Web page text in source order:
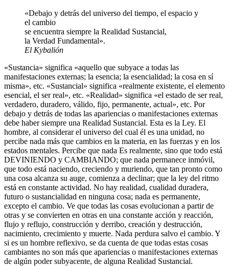
«Debajo y detrás del universo del tiempo, el espacio y
el cambio
se encuentra siempre la Realidad Sustancial,
la Verdad Fundamental».
El Kybalión
«Sustancia» significa «aquello que subyace a todas las
manifestaciones externas; la esencia; la esencialidad; la cosa en sí
misma», etc. «Sustancial» significa «realmente existente, el elemento
esencial, el ser real», etc. «Realidad» significa «el estado de ser real,
verdadero, duradero, válido, fijo, permanente, actual», etc. Por
debajo y detrás de todas las apariencias o manifestaciones externas
debe haber siempre una Realidad Sustancial. Esta es la Ley. El
hombre, al considerar el universo del cual él es una unidad, no
percibe nada más que cambios en la materia, en las fuerzas y en los
estados mentales. Percibe que nada Es realmente, sino que todo está
DEVINIENDO y CAMBIANDO; que nada permanece inmóvil,
que todo está naciendo, creciendo y muriendo, que tan pronto como
una cosa alcanza su auge, comienza a declinar; que la ley del ritmo
está en constante actividad. No hay realidad, cualidad duradera,
futuro o sustancialidad en ninguna cosa; nada es permanente,
excepto el cambio. Ve que todas las cosas evolucionan a partir de
otras y se convierten en otras en una constante acción y reacción,
flujo y reflujo, construcción y derribo, creación y destrucción,
nacimiento, crecimiento y muerte. Nada perdura salvo el cambio. Y
si es un hombre reflexivo, se da cuenta de que todas estas cosas
cambiantes no son más que apariencias o manifestaciones externas
de algún poder subyacente, de alguna Realidad Sustancial.